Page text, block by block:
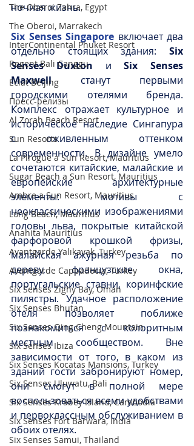
The Oberoi Zahra, Egypt
The Oberoi, Marrakech
InterContinental Phuket Resort
Regent Bali Canggu
Eclat Beijing
Пресс-релизы
Al Zorah Beach Resort
Sun Resorts
La Pirogue a Sun Resort, Mauritius
Sugar Beach a Sun Resort, Mauritius
Ambre a Sun Resort, Mauritius
Long Beach, Mauritius
Anahita Mauritius
Avantgarde Yalıkavak, Turkey
Avantgarde Cappadocia, Turkey
Six Senses Zighy Bay, Oman
Six Senses Bhutan
Six Senses Qing Cheng Mountain
Six Senses Ibiza
Six Senses Kocatas Mansions, Turkey
Six Senses Uluwatu, Bali
Six Senses Krabey Island, Cambodia
Six Senses Fort Barwara, India
Six Senses Samui, Thailand
ночная жизнь.
Six Senses Singapore включает два
отдельно стоящих здания: Six
Senses Duxton и Six Senses
Maxwell станут первыми
городскими отелями бренда.
Комплекс отражает культурное и
историческое наследие Сингапура
с оживленным оттенком
современности. В дизайне умело
сочетаются китайские, малайские и
европейские архитектурные
элементы: мотивы с
неоклассическими изображениями
головы льва, покрытые китайской
фарфоровой крошкой фризы,
малайская ажурная резьба по
дереву, французские окна,
португальские ставни, коринфские
пилястры. Удачное расположение
отеля позволяет поближе
познакомиться с колоритным
местным сообществом. Вне
зависимости от того, в каком из
зданий гости забронируют номер,
они смогут в полной мере
воспользоваться всеми удобствами
и первоклассным обслуживанием в
обоих отелях.